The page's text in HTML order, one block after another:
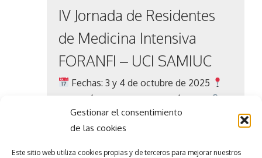
Gestionar el consentimiento
de las cookies
Este sitio web utiliza cookies propias y de terceros para mejorar nuestros
IV Jornada de Residentes
de Medicina Intensiva
FORANFI – UCI SAMIUC
Fechas: 3 y 4 de octubre de 2025
Ubicación: Hotel Hesperia Córdoba
Más información e inscripciones:
Formulario de inscripción Una cita
formativa para residentes en…